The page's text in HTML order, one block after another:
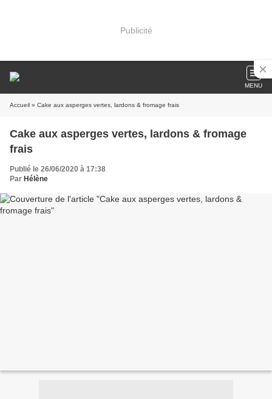
Publicité
MENU
Accueil » Cake aux asperges vertes, lardons & fromage frais
Cake aux asperges vertes, lardons & fromage
frais
Publié le 26/06/2020 à 17:38
Par Hélène